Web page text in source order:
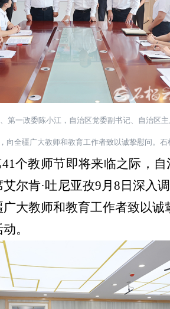
第一政委陈小江，自治区党委副书记、自治区
向全疆广大教师和教育工作者致以诚挚慰问。石
41个教师节即将来临之际，
艾尔肯·吐尼亚孜9月 8 日深入
大教师和教育工作者致以诚
。